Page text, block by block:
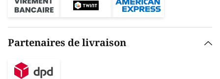
Partenaires de livraison